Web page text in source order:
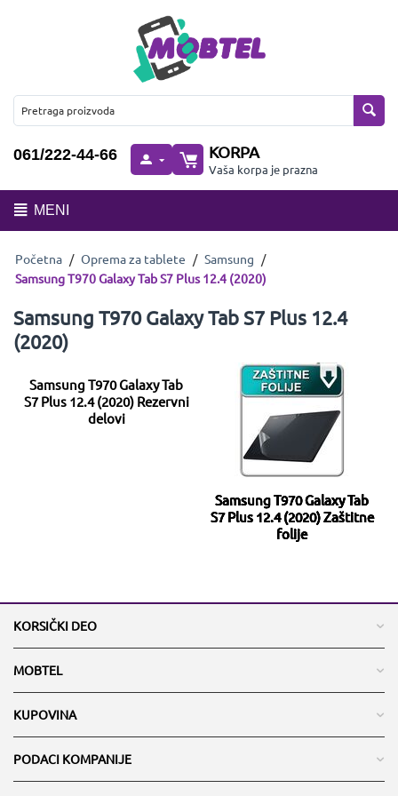
061/222-44-66 KORPA
Vaša korpa je prazna
MENI
Početna / Oprema za tablete / Samsung /
Samsung T970 Galaxy Tab S7 Plus 12.4 (2020)
Samsung T970 Galaxy Tab S7 Plus 12.4
(2020)
Samsung T970 Galaxy Tab
S7 Plus 12.4 (2020) Rezervni
delovi
Samsung T970 Galaxy Tab
S7 Plus 12.4 (2020) Zaštitne
folije
KORSIČKI DEO
MOBTEL
KUPOVINA
PODACI KOMPANIJE